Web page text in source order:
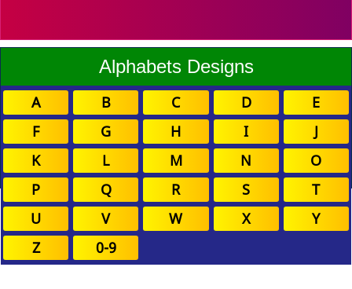
Alphabets Designs
A B C D
E
F
G H I
J
K
L M N
O
P
Q R S
T
U
V W X
Y
Z
0-9